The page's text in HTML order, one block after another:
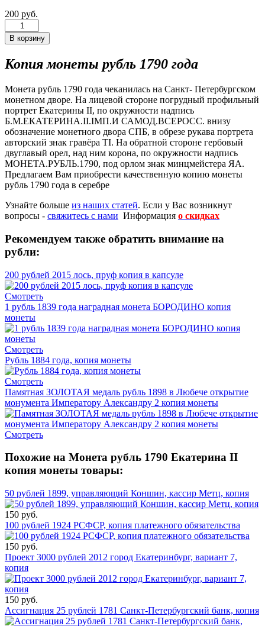
200 руб.
Копия монеты рубль 1790 года
Монета рубль 1790 года чеканилась на Санкт- Петербургском
монетном дворе. На лицевой стороне погрудный профильный
портрет Екатерины II, по окружности надпись
Б.М.ЕКАТЕРИНА.II.IМП.И САМОД.ВСЕРОСС. внизу
обозначение монетного двора СПБ, в обрезе рукава портрета
авторский знак гравёра ТI. На обратной стороне гербовый
двуглавый орел, над ним корона, по окружности надпись
МОНЕТА.РУБЛЬ.1790, под орлом знак минцмейстера ЯА.
Предлагаем Вам приобрести качественную копию монеты
рубль 1790 года в серебре
Узнайте больше из наших статей. Если у Вас возникнут
вопросы - свяжитесь с нами Информация о скидках
Рекомендуем также обратить внимание на
рубли:
200 рублей 2015 лось, пруф копия в капсуле
Смотреть
1 рубль 1839 года наградная монета БОРОДИНО копия
монеты
Смотреть
Рубль 1884 года, копия монеты
Смотреть
Памятная ЗОЛОТАЯ медаль рубль 1898 в Любече открытие
монумента Императору Александру 2 копия монеты
Смотреть
Похожие на Монета рубль 1790 Екатерина II
копия монеты товары:
50 рублей 1899, управляющий Коншин, кассир Метц, копия
150 руб.
100 рублей 1924 РСФСР, копия платежного обязательства
150 руб.
Проект 3000 рублей 2012 город Екатеринбург, вариант 7,
копия
150 руб.
Ассигнация 25 рублей 1781 Санкт-Петербургский банк, копия